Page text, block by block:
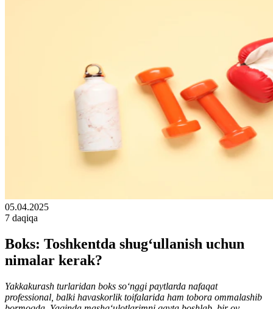
05.04.2025
7 daqiqa
Boks: Toshkentda shug‘ullanish uchun
nimalar kerak?
Yakkakurash turlaridan boks so‘nggi paytlarda nafaqat
professional, balki havaskorlik toifalarida ham tobora ommalashib